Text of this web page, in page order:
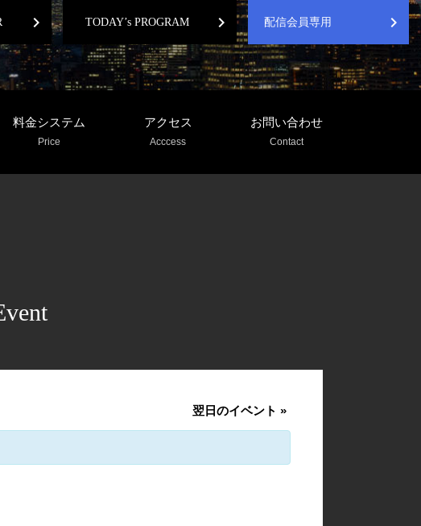
chevron_right TODAY’s PROGRAM chevron_right 配信会員専用 chevron_right
料金システム
Price
アクセス
Acccess
お問い合わせ
Contact
翌日のイベント »